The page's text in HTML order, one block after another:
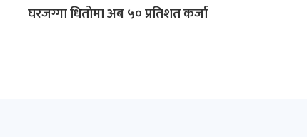
घरजग्गा धितोमा अब ५० प्रतिशत कर्जा